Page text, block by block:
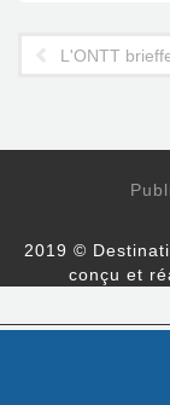
L'ONTT
2019 ©
conçu et